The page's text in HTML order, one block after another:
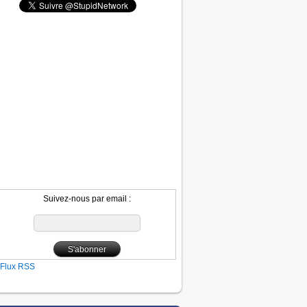
Suivez-nous par email :
Flux RSS